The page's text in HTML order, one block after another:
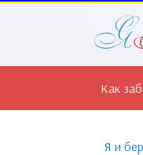
Как
Я и